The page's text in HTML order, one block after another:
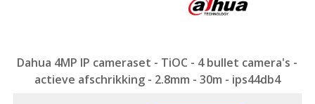
Dahua 4MP IP cameraset - TiOC - 4 bullet camera's -
actieve afschrikking - 2.8mm - 30m - ips44db4